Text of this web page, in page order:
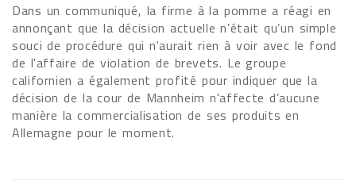
Dans un communiqué, la firme à la pomme a réagi en
annonçant que la décision actuelle n’était qu’un simple
souci de procédure qui n'aurait rien à voir avec le fond
de l'affaire de violation de brevets. Le groupe
californien a également profité pour indiquer que la
décision de la cour de Mannheim n'affecte d’aucune
manière la commercialisation de ses produits en
Allemagne pour le moment.